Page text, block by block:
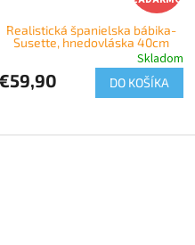
Realistická španielska bábika-
Susette, hnedovláska 40cm
Skladom
DO KOŠÍKA